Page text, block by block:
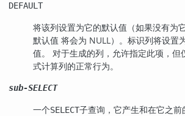
DEFAULT
将该列设置为它的默认值（如果没有为
默认值 将会为 NULL）。标识列将设置
值。 对于生成的列，允许指定此项，但
式计算列的正常行为。
sub-SELECT
一个SELECT子查询，它产生和在它之前